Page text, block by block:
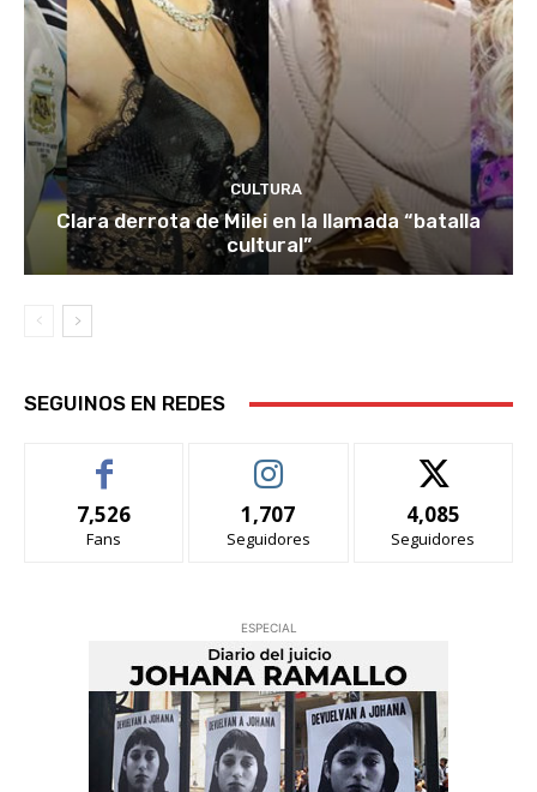
CULTURA
Clara derrota de Milei en la llamada “batalla
cultural”
SEGUINOS EN REDES
7,526
Fans
1,707
Seguidores
4,085
Seguidores
ESPECIAL